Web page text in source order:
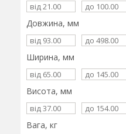
Довжина, мм
Ширина, мм
Висота, мм
Вага, кг